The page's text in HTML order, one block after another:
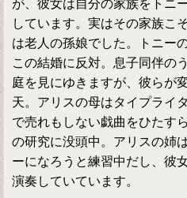
が、彼女は自分の家族をトニ
しています。実はその家族こ
は老人の孫娘でした。トニー
この結婚に反対。息子同伴の
庭を見にゆきますが、彼らが
天。アリスの母はタイプライ
で売れもしない戯曲をひたす
の研究に没頭中。アリスの姉
ーになろうと練習中だし、彼
演奏していています。